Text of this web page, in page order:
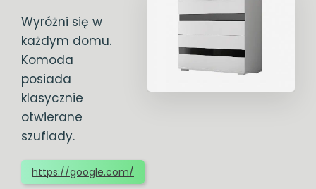
Wyróżni się w
każdym domu.
Komoda
posiada
klasycznie
otwierane
szuflady.
https://google.com/